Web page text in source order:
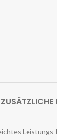
ZUSÄTZLICHE